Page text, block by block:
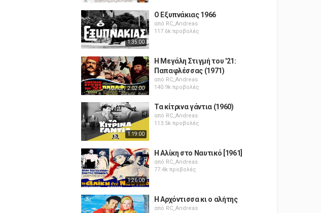
1:35:00
Ο Εξυπνάκιας 1966
από RC_Andreas
117.6k προβολές
2:02:00
Η Μεγάλη Στιγμή του '21:
Παπαφλέσσας (1971)
από RC_Andreas
140.9k προβολές
1:19:00
Τα κίτρινα γάντια (1960)
από RC_Andreas
113.5k προβολές
1:26:00
Η Αλίκη στο Ναυτικό [1961]
από RC_Andreas
77.4k προβολές
Η Αρχόντισσα κι ο αλήτης
από RC_Andreas